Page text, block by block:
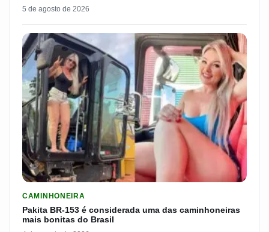
5 de agosto de 2026
CAMINHONEIRA
Pakita BR-153 é considerada uma das caminhoneiras
mais bonitas do Brasil